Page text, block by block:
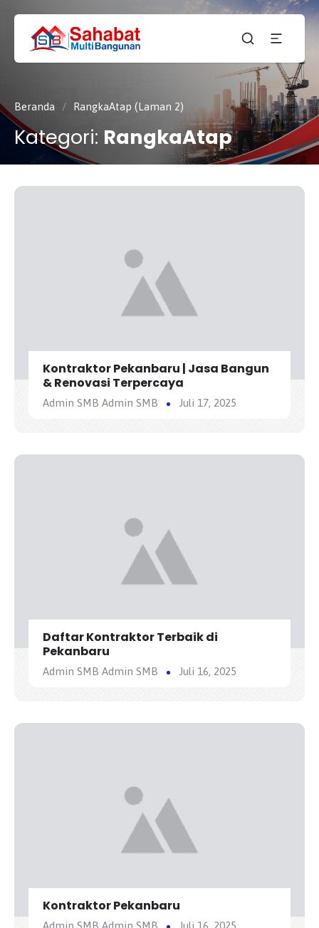
CV.
SAHABAT
MULTI
BANGUNAN
Sahabat
Pembangunan Anda
Beranda / RangkaAtap (Laman 2)
Kategori: RangkaAtap
Kontraktor Pekanbaru | Jasa Bangun
& Renovasi Terpercaya
Admin SMB Admin SMB Juli 17, 2025
Daftar Kontraktor Terbaik di
Pekanbaru
Admin SMB Admin SMB Juli 16, 2025
Kontraktor Pekanbaru
Admin SMB Admin SMB Juli 16, 2025